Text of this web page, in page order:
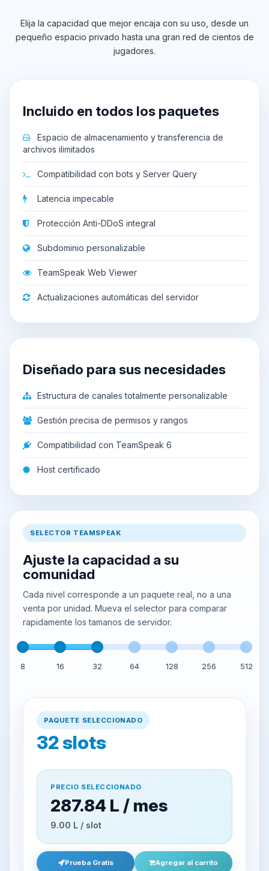
Elija la capacidad que mejor encaja con su uso, desde un
pequeño espacio privado hasta una gran red de cientos de
jugadores.
Incluido en todos los paquetes
Espacio de almacenamiento y transferencia de
archivos ilimitados
Compatibilidad con bots y Server Query
Latencia impecable
Protección Anti-DDoS integral
Subdominio personalizable
TeamSpeak Web Viewer
Actualizaciones automáticas del servidor
Diseñado para sus necesidades
Estructura de canales totalmente personalizable
Gestión precisa de permisos y rangos
Compatibilidad con TeamSpeak 6
Host certificado
SELECTOR TEAMSPEAK
Ajuste la capacidad a su
comunidad
Cada nivel corresponde a un paquete real, no a una
venta por unidad. Mueva el selector para comparar
rapidamente los tamanos de servidor.
8 16 32 64 128 256 512
PAQUETE SELECCIONADO
32slots
PRECIO SELECCIONADO
287.84 L / mes
9.00 L / slot
Prueba Gratis Agregar al carrito